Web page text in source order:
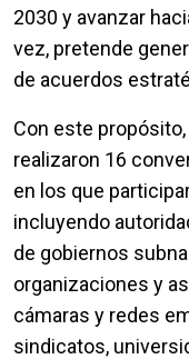
2030 y avanzar
vez, pretende
de acuerdos
Con este
realizaron 16
en los que
incluyendo
de gobiernos
organizaciones y
cámaras y redes
sindicatos,